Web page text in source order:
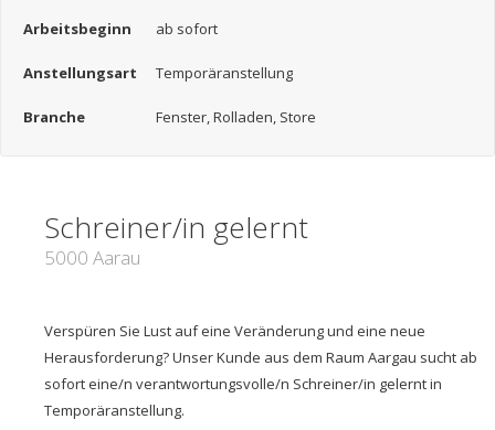
Arbeitsbeginn ab sofort
Anstellungsart Temporäranstellung
Branche Fenster, Rolladen, Store
Schreiner/in gelernt
5000 Aarau
Verspüren Sie Lust auf eine Veränderung und eine neue
Herausforderung? Unser Kunde aus dem Raum Aargau sucht ab
sofort eine/n verantwortungsvolle/n Schreiner/in gelernt in
Temporäranstellung.